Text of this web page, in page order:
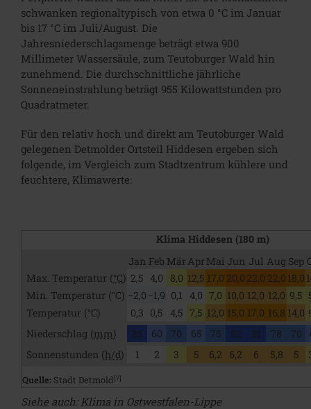
schwanken regionaltypisch von etwa 0 °C im Januar
bis 17 °C im Juli/August. Die
Jahresniederschlagsmenge beträgt etwa 900
Millimeter Wassersäule, zum Teutoburger Wald hin
zunehmend. Die durchschnittliche jährliche
Sonneneinstrahlung beträgt 955 Kilowattstunden pro
Quadratmeter.
Für den relativ hoch und direkt am Teutoburger Wald
gelegenen Detmolder Ortsteil Hiddesen ergeben sich
folgende, im Vergleich zum Stadtzentrum kühlere und
feuchtere, Klimawerte:
Klima Hiddesen (180 m)
Jan Feb Mär Apr Mai Jun Jul Aug Sep
Max. Temperatur (°C) 2,5 4,0 8,0 12,5 17,0 20,0 22,0 22,0 18,0
Min. Temperatur (°C) −2,0 −1,9 0,1 4,0 7,0 10,0 12,0 12,0 9,5
Temperatur (°C)
0,3 0,5 4,5 7,5 12,0 15,0 17,0 16,8 14,0
Niederschlag (mm) 85 60 70 65 75 82 81 78 70
Sonnenstunden (h/d) 1 2 3 5 6,2 6,2 6 5,8 5
Quelle: Stadt Detmold[7]
Siehe auch : Klima in Ostwestfalen-Lippe